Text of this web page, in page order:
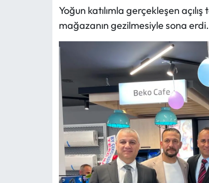
Yoğun katılımla gerçekleşen
mağazanın gezilmesiyle sona erdi.